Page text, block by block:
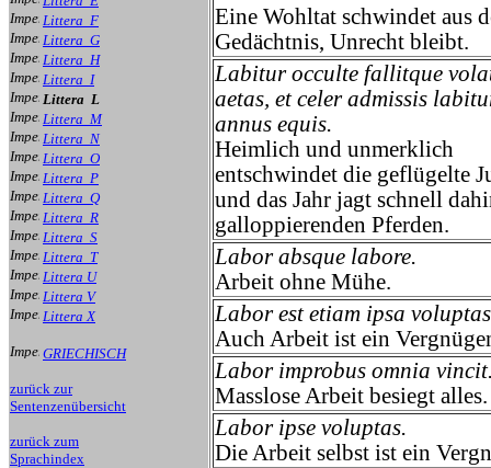
Littera F
Littera G
Littera H
Littera I
Littera L
Littera M
Littera N
Littera O
Littera P
Littera Q
Littera R
Littera S
Littera T
Littera U
Littera V
Littera X
GRIECHISCH
zurück zur
Sentenzenübersicht
zurück zum
Sprachindex
Eine Wohltat schwindet aus
Gedächtnis, Unrecht bleibt.
Labitur occulte fallitque
aetas, et celer admissis
annus equis.
Heimlich und unmerklich
entschwindet die geflügelte
und das Jahr jagt schnell
galloppierenden Pferden.
Labor absque labore.
Arbeit ohne Mühe.
Labor est etiam ipsa
Auch Arbeit ist ein
Labor improbus omnia
Masslose Arbeit besiegt alles.
Labor ipse voluptas.
Die Arbeit selbst ist ein